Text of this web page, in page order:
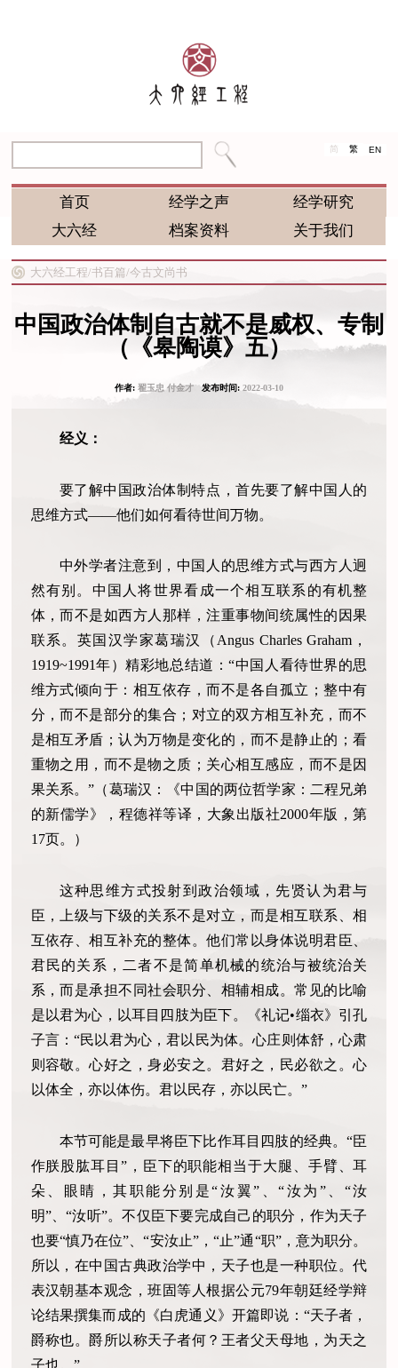
简 繁 EN
首页 经学之声
经学研究
大六经
档案资料 关于我们
大六经工程/书百篇/今古文尚书
中国政治体制自古就不是威权、专制
（《皋陶谟》五）
作者: 翟玉忠 付金才发布时间: 2022-03-10
经义：
要了解中国政治体制特点，首先要了解中国人的
思维方式——他们如何看待世间万物。
中外学者注意到，中国人的思维方式与西方人迥
然有别。中国人将世界看成一个相互联系的有机整
体，而不是如西方人那样，注重事物间统属性的因果
联系。英国汉学家葛瑞汉（Angus Charles Graham，
1919~1991年）精彩地总结道：“中国人看待世界的思
维方式倾向于：相互依存，而不是各自孤立；整中有
分，而不是部分的集合；对立的双方相互补充，而不
是相互矛盾；认为万物是变化的，而不是静止的；看
重物之用，而不是物之质；关心相互感应，而不是因
果关系。”（葛瑞汉：《中国的两位哲学家：二程兄弟
的新儒学》，程德祥等译，大象出版社2000年版，第
17页。）
这种思维方式投射到政治领域，先贤认为君与
臣，上级与下级的关系不是对立，而是相互联系、相
互依存、相互补充的整体。他们常以身体说明君臣、
君民的关系，二者不是简单机械的统治与被统治关
系，而是承担不同社会职分、相辅相成。常见的比喻
是以君为心，以耳目四肢为臣下。《礼记•缁衣》引孔
子言：“民以君为心，君以民为体。心庄则体舒，心肃
则容敬。心好之，身必安之。君好之，民必欲之。心
以体全，亦以体伤。君以民存，亦以民亡。”
本节可能是最早将臣下比作耳目四肢的经典。“臣
作朕股肱耳目”，臣下的职能相当于大腿、手臂、耳
朵、眼睛，其职能分别是“汝翼”、“汝为”、“汝
明”、“汝听”。不仅臣下要完成自己的职分，作为天子
也要“慎乃在位”、“安汝止”，“止”通“职”，意为职分。
所以，在中国古典政治学中，天子也是一种职位。代
表汉朝基本观念，班固等人根据公元79年朝廷经学辩
论结果撰集而成的《白虎通义》开篇即说：“天子者，
爵称也。爵所以称天子者何？王者父天母地，为天之
子也。”